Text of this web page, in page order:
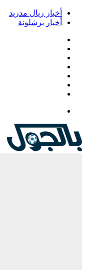
أخبار ريال مدريد
أخبار برشلونة